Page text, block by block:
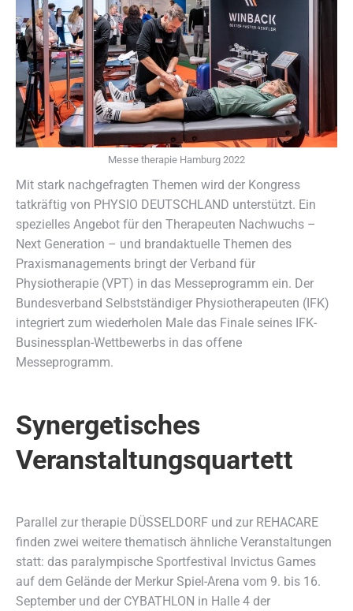
Messe therapie Hamburg 2022
Mit stark nachgefragten Themen wird der Kongress
tatkräftig von PHYSIO DEUTSCHLAND unterstützt. Ein
spezielles Angebot für den Therapeuten Nachwuchs –
Next Generation – und brandaktuelle Themen des
Praxismanagements bringt der Verband für
Physiotherapie (VPT) in das Messeprogramm ein. Der
Bundesverband Selbstständiger Physiotherapeuten (IFK)
integriert zum wiederholen Male das Finale seines IFK-
Businessplan-Wettbewerbs in das offene
Messeprogramm.
Synergetisches
Veranstaltungsquartett
Parallel zur therapie DÜSSELDORF und zur REHACARE
finden zwei weitere thematisch ähnliche Veranstaltungen
statt: das paralympische Sportfestival Invictus Games
auf dem Gelände der Merkur Spiel-Arena vom 9. bis 16.
September und der CYBATHLON in Halle 4 der